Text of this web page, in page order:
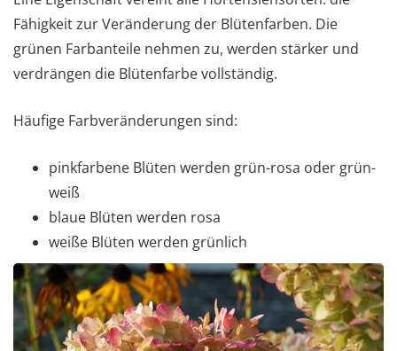
Fähigkeit zur Veränderung der Blütenfarben. Die
grünen Farbanteile nehmen zu, werden stärker und
verdrängen die Blütenfarbe vollständig.
Häufige Farbveränderungen sind:
pinkfarbene Blüten werden grün-rosa oder grün-
weiß
blaue Blüten werden rosa
weiße Blüten werden grünlich